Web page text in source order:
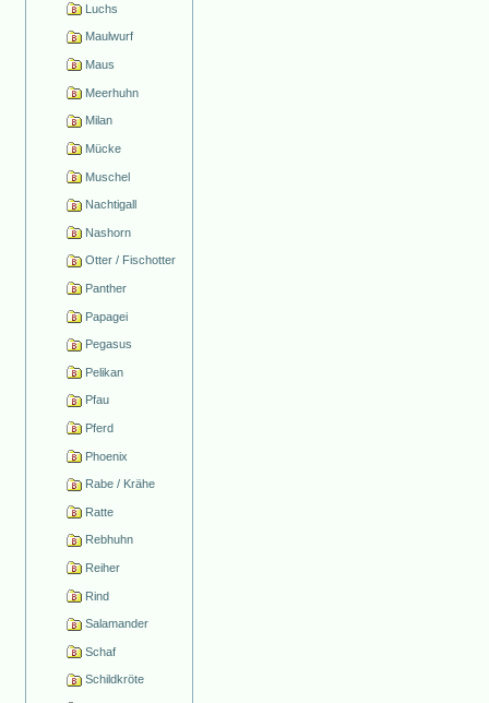
Luchs
Maulwurf
Maus
Meerhuhn
Milan
Mücke
Muschel
Nachtigall
Nashorn
Otter / Fischotter
Panther
Papagei
Pegasus
Pelikan
Pfau
Pferd
Phoenix
Rabe / Krähe
Ratte
Rebhuhn
Reiher
Rind
Salamander
Schaf
Schildkröte